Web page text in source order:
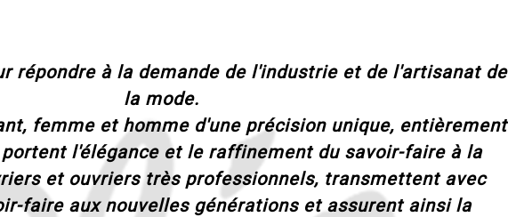
répondre à la demande de l'industrie et de l'artisanat de
la mode.
femme et homme d'une précision unique, entièrement
l'élégance et le raffinement du savoir-faire à la
et ouvriers très professionnels, transmettent avec
faire aux nouvelles générations et assurent ainsi la